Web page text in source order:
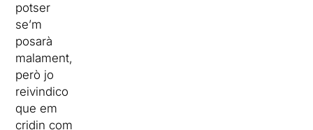
potser
se’m
posarà
malament,
però jo
reivindico
que em
cridin com